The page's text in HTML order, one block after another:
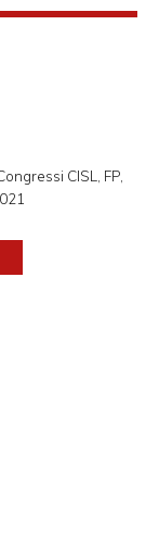
CISL, FP,